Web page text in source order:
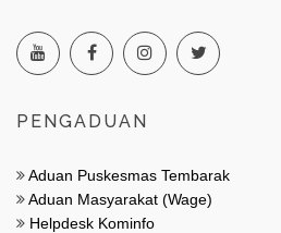
PENGADUAN
Aduan Puskesmas Tembarak
Aduan Masyarakat (Wage)
Helpdesk Kominfo